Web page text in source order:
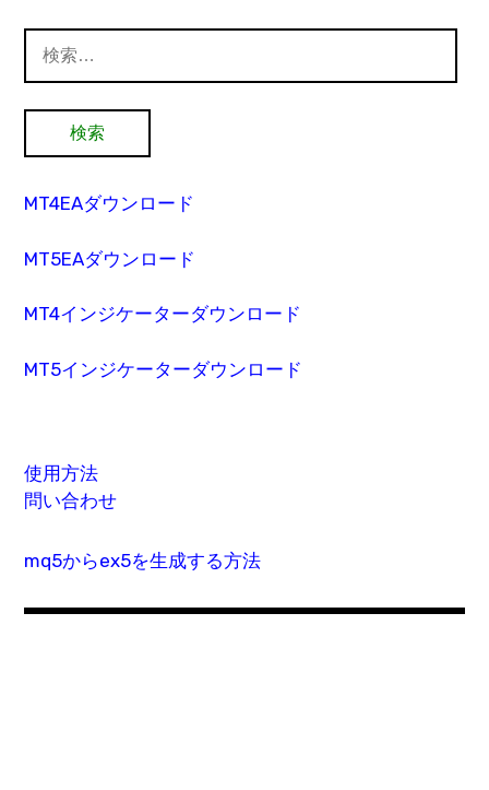
索:
MT4EAダウンロード
MT5EAダウンロード
MT4インジケーターダウンロード
MT5インジケーターダウンロード
使用方法
問い合わせ
mq5からex5を生成する方法